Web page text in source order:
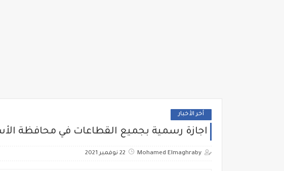
أخر الأخبار
اجازة رسمية بجميع القطاعات في محافظة
Mohamed Elmaghraby 22 نوفمبر 2021